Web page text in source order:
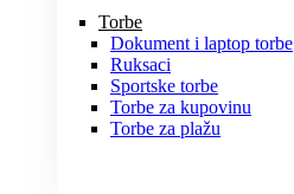
Torbe
Dokument i laptop torbe
Ruksaci
Sportske torbe
Torbe za kupovinu
Torbe za plažu